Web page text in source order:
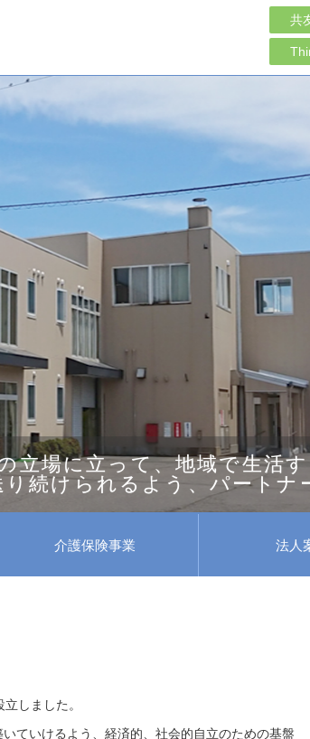
共
立場に立って、地域で生活
続けられるよう、パート
介護保険事業 法人
しました。
ていけるよう、経済的、社会的自立のための基盤